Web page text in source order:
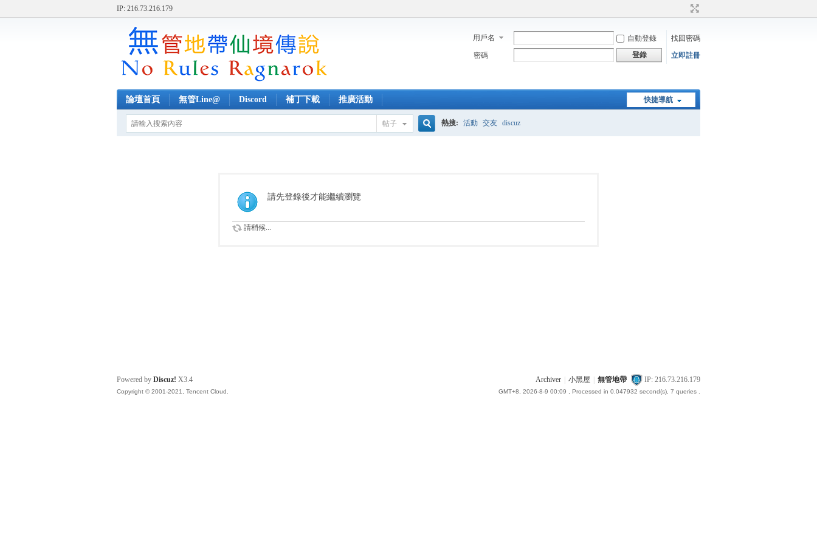
IP: 216.73.216.179
用戶名 自動登錄
找回密碼
密碼
登錄 立即註冊
快捷導航
論壇首頁 無管Line@ Discord 補丁下載 推廣活動
帖子 熱搜: 活動 交友 discuz
請先登錄後才能繼續瀏覽
請稍候...
Archiver 小黑屋 無管地帶 IP: 216.73.216.179
GMT+8, 2026-8-9 00:09 , Processed in 0.047932 second(s), 7 queries .
Powered by Discuz! X3.4
Copyright © 2001-2021, Tencent Cloud.